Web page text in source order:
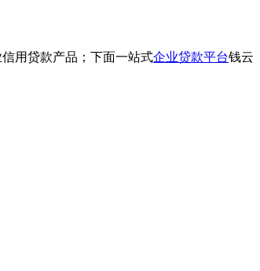
用贷款产品；下面一站式企业贷款平台钱云